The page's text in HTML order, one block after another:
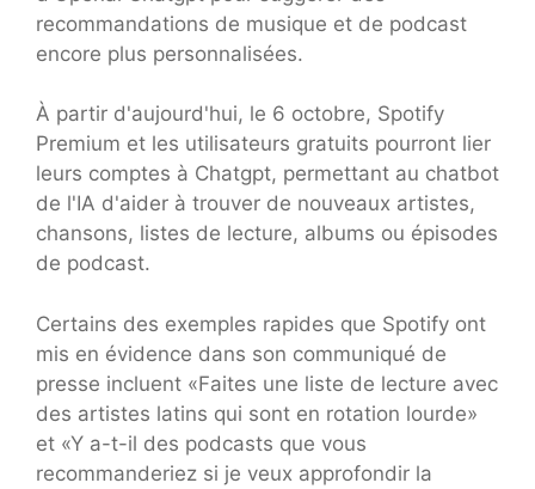
recommandations de musique et de podcast
encore plus personnalisées.
À partir d'aujourd'hui, le 6 octobre, Spotify
Premium et les utilisateurs gratuits pourront lier
leurs comptes à Chatgpt, permettant au chatbot
de l'IA d'aider à trouver de nouveaux artistes,
chansons, listes de lecture, albums ou épisodes
de podcast.
Certains des exemples rapides que Spotify ont
mis en évidence dans son communiqué de
presse incluent «Faites une liste de lecture avec
des artistes latins qui sont en rotation lourde»
et «Y a-t-il des podcasts que vous
recommanderiez si je veux approfondir la